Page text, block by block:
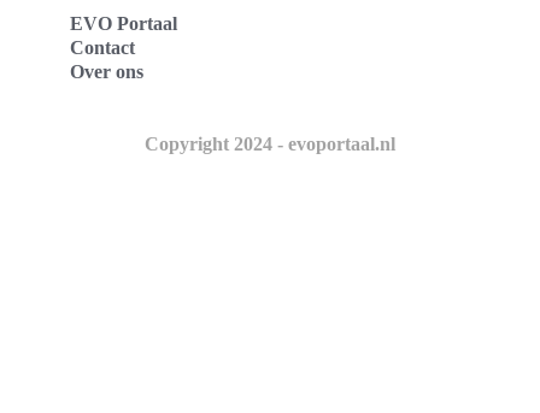
EVO Portaal
Contact
Over ons
Copyright 2024 - evoportaal.nl